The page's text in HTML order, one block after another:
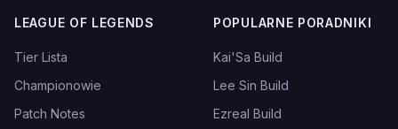
LEAGUE OF LEGENDS
Tier Lista
Championowie
Patch Notes
POPULARNE PORADNIKI
Kai'Sa Build
Lee Sin Build
Ezreal Build